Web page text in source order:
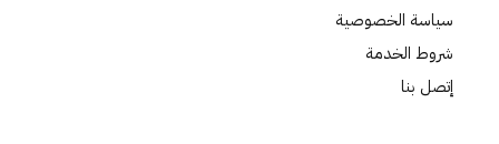
سياسة الخصوصية
شروط الخدمة
إتصل بنا